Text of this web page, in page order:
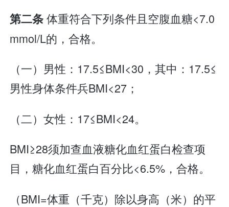
第二条体重符合下列条件且空腹血糖<7.0
mmol/L的，合格。
（一）男性：17.5≤BMI<30，其中：17.5≤
男性身体条件兵BMI<27；
（二）女性：17≤BMI<24。
BMI≥28须加查血液糖化血红蛋白检查项
目，糖化血红蛋白百分比<6.5%，合格。
（BMI=体重（千克）除以身高（米）的平